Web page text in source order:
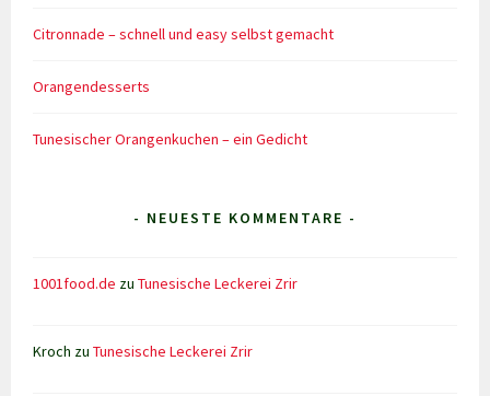
Citronnade – schnell und easy selbst gemacht
Orangendesserts
Tunesischer Orangenkuchen – ein Gedicht
- NEUESTE KOMMENTARE -
1001food.de zuTunesische Leckerei Zrir
Kroch zuTunesische Leckerei Zrir